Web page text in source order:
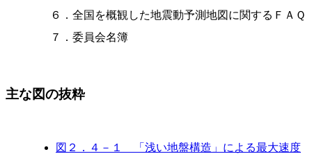
６．全国を概観した地震動予測地図に関するＦＡＱ
主な図の抜粋
図２．４－１ 「浅い地盤構造」による最大速度